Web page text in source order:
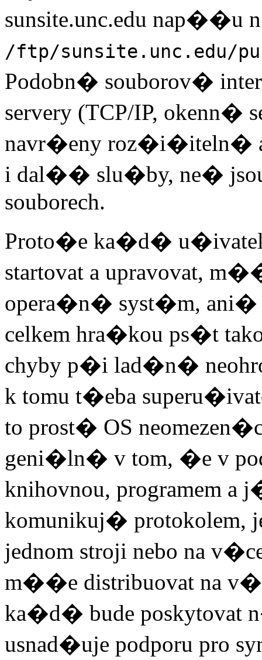
sunsite.unc.edu nap��u
/ftp/sunsite.unc.edu/
Podobn� souborov�
servery (TCP/IP, okenn�
navr�eny roz�i�iteln�
i dal�� slu�by, ne�
souborech.
Proto�e ka�d�
startovat a upravovat,
opera�n� syst�m, ani�
celkem hra�kou ps�t
chyby p�i lad�n�
k tomu t�eba
to prost� OS
geni�ln� v tom, �e v
knihovnou, programem a
komunikuj� protokolem,
jednom stroji nebo na
m��e distribuovat na
ka�d� bude
usnad�uje podporu pro